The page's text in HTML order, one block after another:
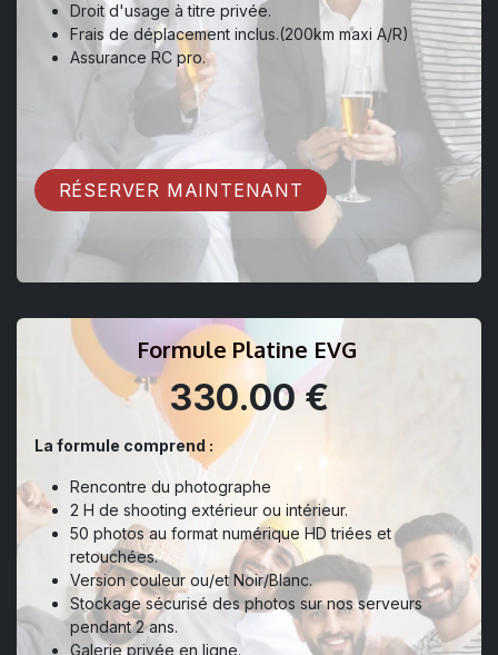
Droit d'usage à titre privée.
Frais de déplacement inclus.(200km maxi A/R)
Assurance RC pro.
RÉSERVER MAINTENANT
Formule Platine EVG
330.00 €
La formule comprend :
Rencontre du photographe
2 H de shooting extérieur ou intérieur.
50 photos au format numérique HD triées et
retouchées.
Version couleur ou/et Noir/Blanc.
Stockage sécurisé des photos sur nos serveurs
pendant 2 ans.
Galerie privée en ligne.